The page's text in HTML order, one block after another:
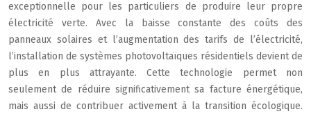
exceptionnelle pour les particuliers de produire leur propre
électricité verte. Avec la baisse constante des coûts des
panneaux solaires et l’augmentation des tarifs de l’électricité,
l’installation de systèmes photovoltaïques résidentiels devient de
plus en plus attrayante. Cette technologie permet non
seulement de réduire significativement sa facture énergétique,
mais aussi de contribuer activement à la transition écologique.